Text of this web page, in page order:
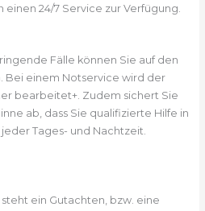
24/7 Service zur Verfügung.
Fälle können Sie auf den
Bei einem Notservice wird der
bearbeitet+. Zudem sichert Sie
ab, dass Sie qualifizierte Hilfe in
Tages- und Nachtzeit.
ein Gutachten, bzw. eine